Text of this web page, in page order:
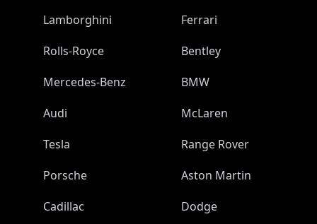
Lamborghini
Ferrari
Rolls-Royce
Bentley
Mercedes-Benz
BMW
Audi
McLaren
Tesla
Range Rover
Porsche
Aston Martin
Cadillac
Dodge